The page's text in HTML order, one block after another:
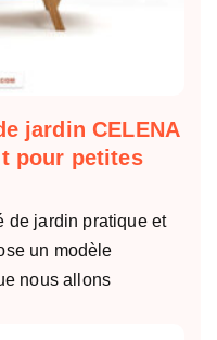
jardin CELENA
pour petites
de jardin pratique et
un modèle
nous allons